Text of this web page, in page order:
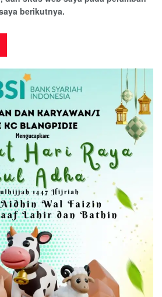
berikutnya.